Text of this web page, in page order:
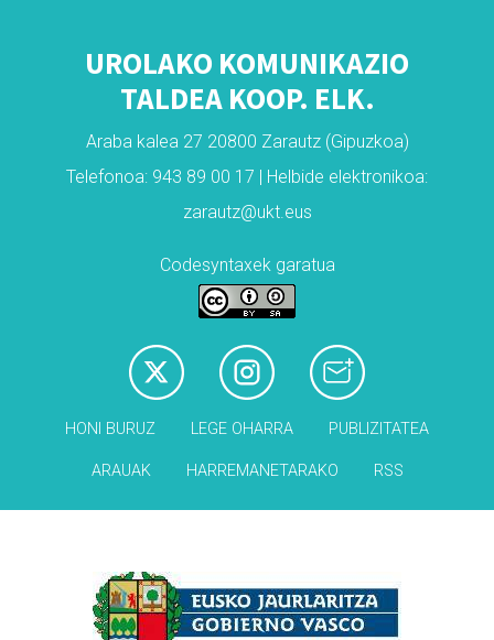
UROLAKO KOMUNIKAZIO
TALDEA KOOP. ELK.
Araba kalea 27 20800 Zarautz (Gipuzkoa)
Telefonoa: 943 89 00 17 | Helbide elektronikoa:
zarautz@ukt.eus
Codesyntaxek garatua
HONI BURUZ LEGE OHARRA PUBLIZITATEA
ARAUAK HARREMANETARAKO RSS